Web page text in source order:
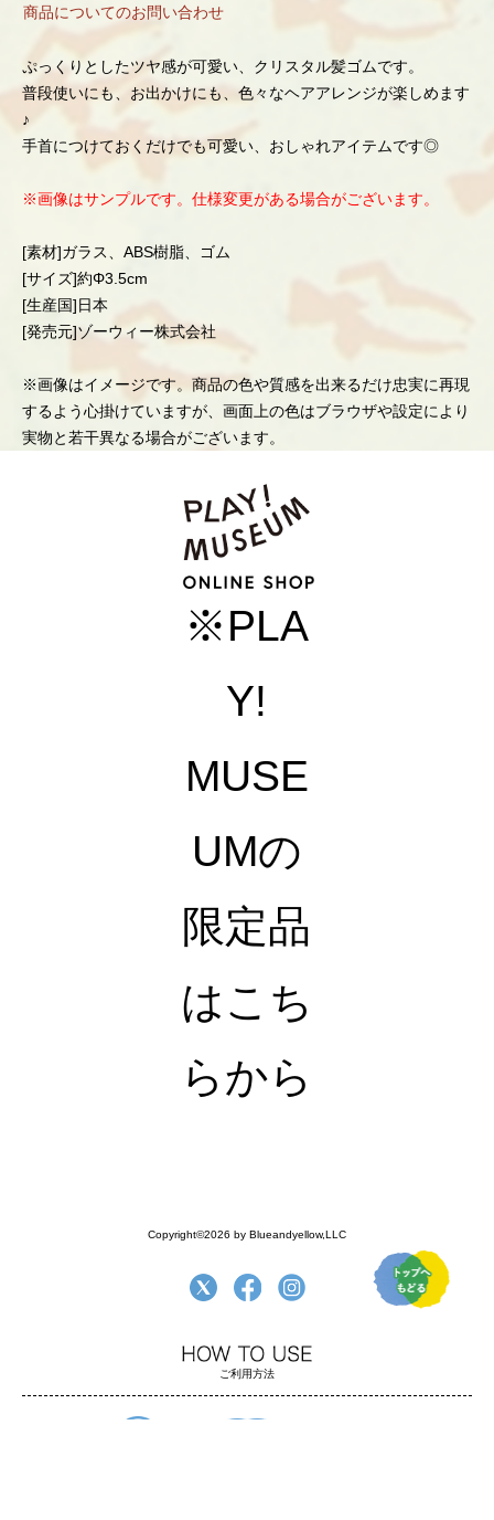
商品についてのお問い合わせ
ぷっくりとしたツヤ感が可愛い、クリスタル髪ゴムです。
普段使いにも、お出かけにも、色々なヘアアレンジが楽しめます
♪
手首につけておくだけでも可愛い、おしゃれアイテムです◎
※画像はサンプルです。仕様変更がある場合がございます。
[素材]ガラス、ABS樹脂、ゴム
[サイズ]約Φ3.5cm
[生産国]日本
[発売元]ゾーウィー株式会社
※画像はイメージです。商品の色や質感を出来るだけ忠実に再現
するよう心掛けていますが、画面上の色はブラウザや設定により
実物と若干異なる場合がございます。
※PLA
Y!
MUSE
UMの
限定品
はこち
らから
Copyright©2026 by Blueandyellow,LLC
ご利用方法